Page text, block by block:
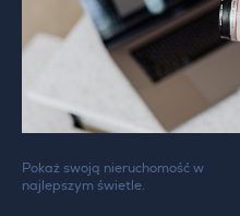
Pokaż swoją nieruchomość w
najlepszym świetle.